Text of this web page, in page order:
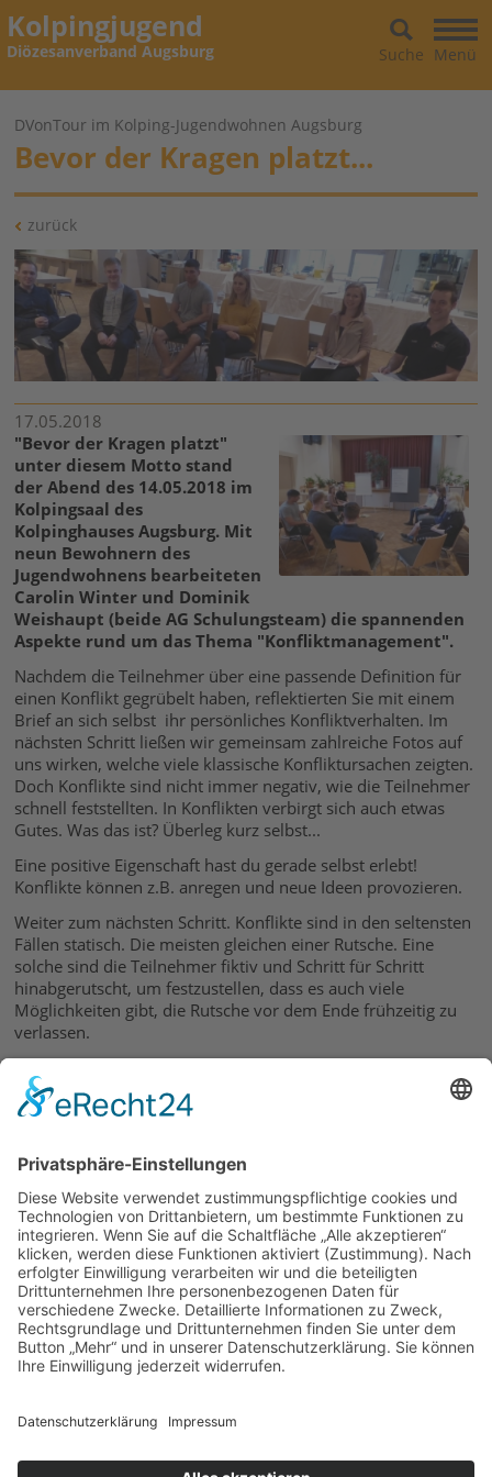
Kolpingjugend
Diözesanverband Augsburg Menü
Suche
DVonTour im Kolping-Jugendwohnen Augsburg
Bevor der Kragen platzt...
zurück
17.05.2018
"Bevor der Kragen platzt"
unter diesem Motto stand
der Abend des 14.05.2018 im
Kolpingsaal des
Kolpinghauses Augsburg. Mit
neun Bewohnern des
Jugendwohnens bearbeiteten
Carolin Winter und Dominik
Weishaupt (beide AG Schulungsteam) die spannenden
Aspekte rund um das Thema "Konfliktmanagement".
Nachdem die Teilnehmer über eine passende Definition für
einen Konflikt gegrübelt haben, reflektierten Sie mit einem
Brief an sich selbst ihr persönliches Konfliktverhalten. Im
nächsten Schritt ließen wir gemeinsam zahlreiche Fotos auf
uns wirken, welche viele klassische Konfliktursachen zeigten.
Doch Konflikte sind nicht immer negativ, wie die Teilnehmer
schnell feststellten. In Konflikten verbirgt sich auch etwas
Gutes. Was das ist? Überleg kurz selbst...
Eine positive Eigenschaft hast du gerade selbst erlebt!
Konflikte können z.B. anregen und neue Ideen provozieren.
Weiter zum nächsten Schritt. Konflikte sind in den seltensten
Fällen statisch. Die meisten gleichen einer Rutsche. Eine
solche sind die Teilnehmer fiktiv und Schritt für Schritt
hinabgerutscht, um festzustellen, dass es auch viele
Möglichkeiten gibt, die Rutsche vor dem Ende frühzeitig zu
verlassen.
Gespräche eine Brücke zu bauen und Konflikte dadurch zu
lösen. Dieser sehr aktive Teil des Workshops stellte zugleich
Abends dar.
Dominik Weishaupt
17.05.2018
zurück